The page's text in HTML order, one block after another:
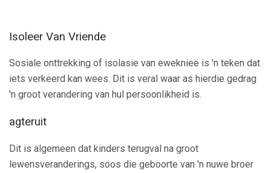
Isoleer Van Vriende
Sosiale onttrekking of isolasie van eweknieë is 'n teken dat
iets verkeerd kan wees. Dit is veral waar as hierdie gedrag
'n groot verandering van hul persoonlikheid is.
agteruit
Dit is algemeen dat kinders terugval na groot
lewensveranderings, soos die geboorte van 'n nuwe broer